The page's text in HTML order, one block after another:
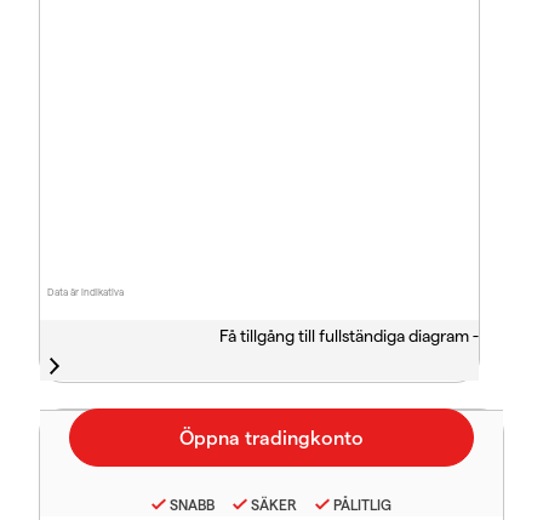
Data är indikativa
Få tillgång till fullständiga diagram -
SNABB SÄKER PÅLITLIG